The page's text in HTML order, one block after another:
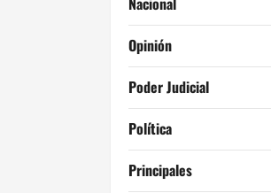
Opinión
Poder Judicial
Política
Principales